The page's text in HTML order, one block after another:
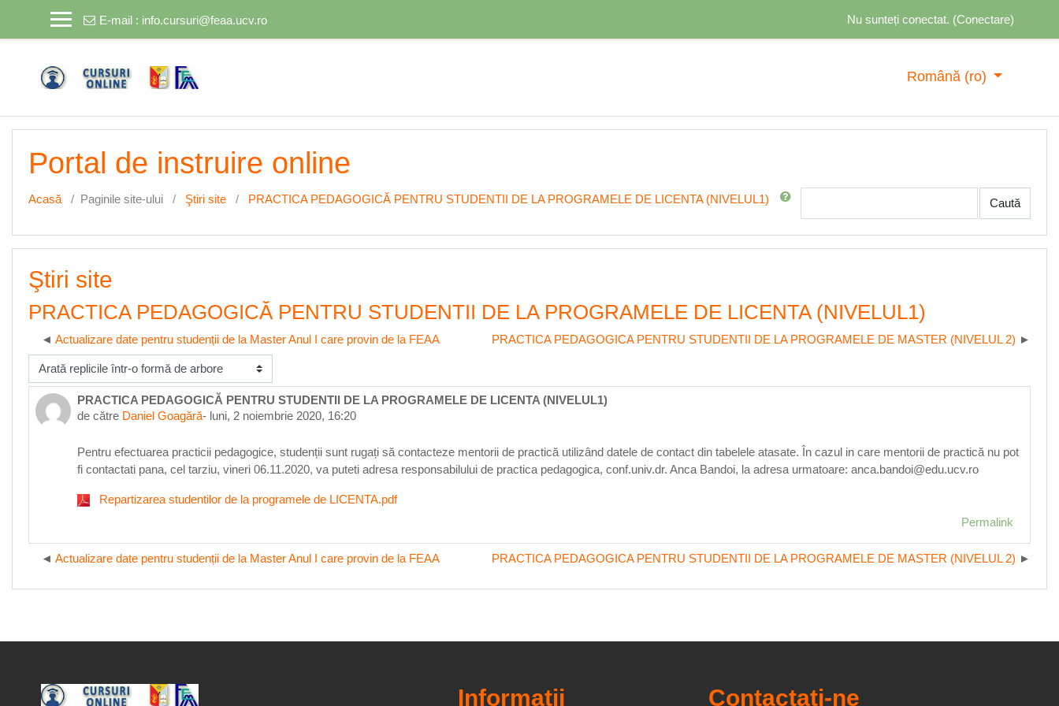
E-mail : info.cursuri@feaa.ucv.ro Nu sunteți conectat. (Conectare)
Română ‎(ro)‎
Portal de instruire online
Acasă Paginile site-ului Ştiri site PRACTICA PEDAGOGICĂ PENTRU STUDENTII DE LA PROGRAMELE DE LICENTA (NIVELUL1)
Caută în Forum
Caută
Ştiri site
PRACTICA PEDAGOGICĂ PENTRU STUDENTII DE LA PROGRAMELE DE LICENTA (NIVELUL1)
Actualizare date pentru studenții de la Master Anul I care provin de la FEAA PRACTICA PEDAGOGICA PENTRU STUDENTII DE LA PROGRAMELE DE MASTER (NIVELUL 2)
mod
PRACTICA PEDAGOGICĂ PENTRU STUDENTII DE LA PROGRAMELE DE LICENTA (NIVELUL1)
de către Daniel Goagără- luni, 2 noiembrie 2020, 16:20
Număr de răspunsuri: 0
Pentru efectuarea practicii pedagogice, studenții sunt rugați să contacteze mentorii de practică utilizând datele de contact din tabelele atasate. În cazul in care mentorii de practică nu pot
fi contactati pana, cel tarziu, vineri 06.11.2020, va puteti adresa responsabilului de practica pedagogica, conf.univ.dr. Anca Bandoi, la adresa urmatoare: anca.bandoi@edu.ucv.ro
Repartizarea studentilor de la programele de LICENTA.pdf
Permalink
Actualizare date pentru studenții de la Master Anul I care provin de la FEAA PRACTICA PEDAGOGICA PENTRU STUDENTII DE LA PROGRAMELE DE MASTER (NIVELUL 2)
Informații Contactați-ne